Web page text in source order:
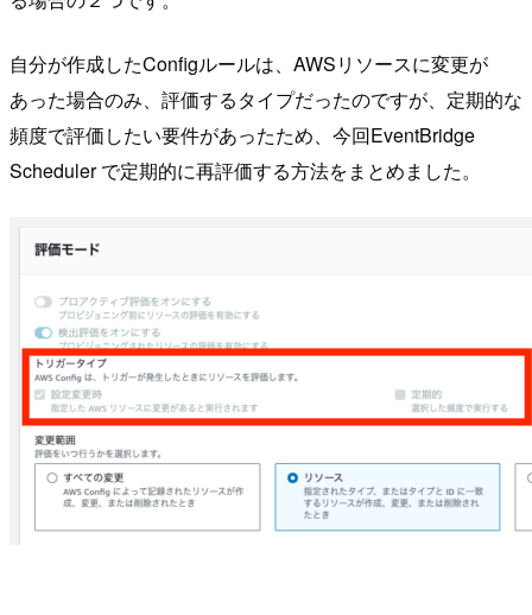
自分が作成したConfigルールは、AWSリソースに変更が
あった場合のみ、評価するタイプだったのですが、定期的な
頻度で評価したい要件があったため、今回EventBridge
Scheduler で定期的に再評価する方法をまとめました。